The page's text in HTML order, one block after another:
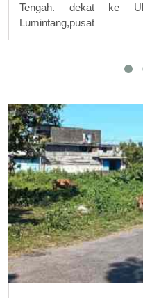
Tengah. dekat ke
Lumintang,pusat